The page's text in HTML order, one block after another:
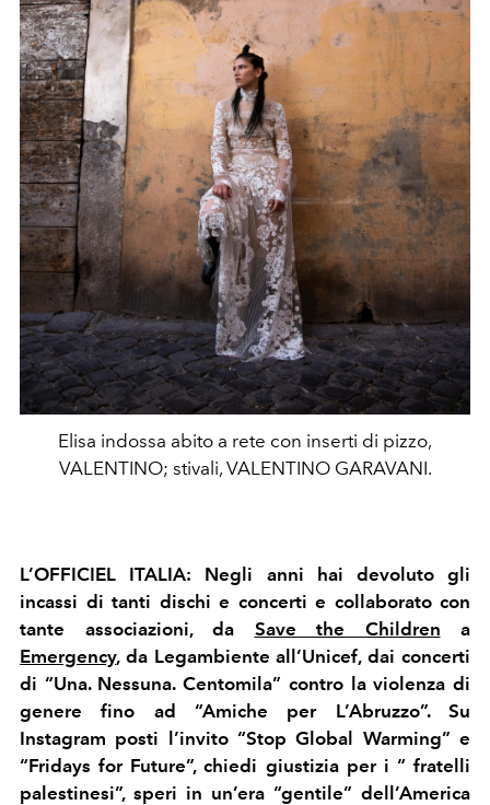
Elisa indossa abito a rete con inserti di pizzo,
VALENTINO; stivali, VALENTINO GARAVANI.
L’OFFICIEL ITALIA:
Negli anni hai devoluto gli
incassi di tanti dischi e concerti e collaborato con
tante associazioni, da Save the Children a
Emergency, da Legambiente all’Unicef, dai concerti
di “Una. Nessuna. Centomila” contro la violenza di
genere fino ad “Amiche per L’Abruzzo”. Su
Instagram posti l’invito “Stop Global Warming” e
“Fridays for Future”, chiedi giustizia per i “ fratelli
palestinesi”, speri in un’era “gentile” dell’America